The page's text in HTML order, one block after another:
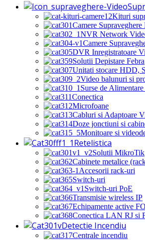
Kituri
Camere Supraveghere
NVR Network
Camere
DVR Inregistratoare
Solutii Depistare Febra
Unitati stocare HDD,
Video balunuri si
Surse de
Conectica
Microfoane
Cabluri si Adaptoare
Doze jonctiuni si
Monitoare si
Retelistica
Solutii MikroTik
Cabinete metalice
Accesorii rack-uri
Switch-uri
Switch-uri PoE
Transmisie wireless IP
Echipamente active FO
Conectica LAN RJ si
Detectie Incendiu
Centrale incendiu